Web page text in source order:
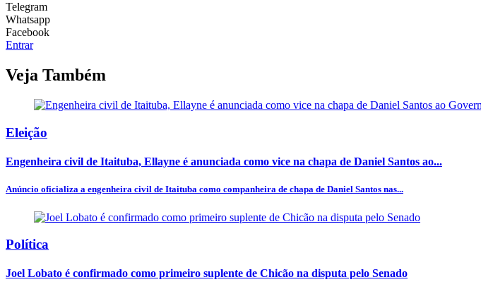
Telegram
Whatsapp
Facebook
Entrar
Veja Também
Eleição
Engenheira civil de Itaituba, Ellayne é anunciada como vice na chapa de Daniel Santos ao...
Anúncio oficializa a engenheira civil de Itaituba como companheira de chapa de Daniel Santos nas...
Política
Joel Lobato é confirmado como primeiro suplente de Chicão na disputa pelo Senado